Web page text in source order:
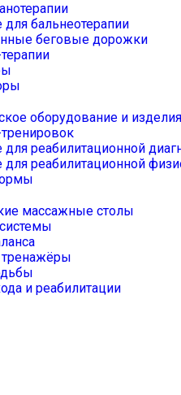
бальнеотерапии
беговые дорожки
оборудование и изделия
реабилитационной
реабилитационной
массажные столы
и реабилитации